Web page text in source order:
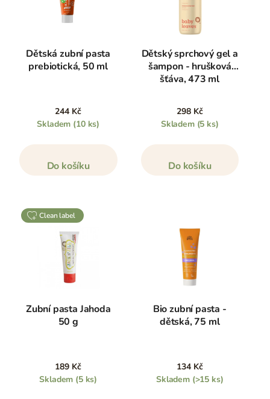
Dětská zubní pasta
prebiotická, 50 ml
244 Kč
Skladem (10 ks)
Do košíku
Dětský sprchový gel a
šampon - hrušková
šťáva, 473 ml
298 Kč
Skladem (5 ks)
Do košíku
clean label
Zubní pasta Jahoda
50 g
189 Kč
Skladem (5 ks)
Bio zubní pasta -
dětská, 75 ml
134 Kč
Skladem (>15 ks)